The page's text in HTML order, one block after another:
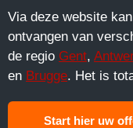
Via deze website
ontvangen van
de regio Gent,
en Brugge. Het is
Start hier uw